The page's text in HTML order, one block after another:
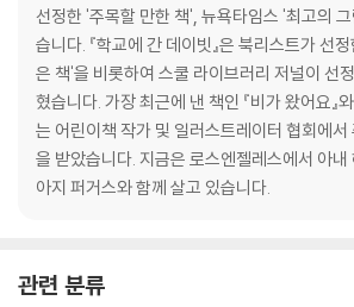
선정한 '주목할 만한 책', 뉴욕타임스 '최고의
습니다. 『학교에 간 데이빗』은 북리스트가 선
은 책'을 비롯하여 스쿨 라이브러리 저널이 선
혔습니다. 가장 최근에 낸 책인 『비가 왔어요』와
는 어린이책 작가 및 일러스트레이터 협회에서
을 받았습니다. 지금은 로스엔젤레스에서 아
아지 퍼거스와 함께 살고 있습니다.
관련 분류